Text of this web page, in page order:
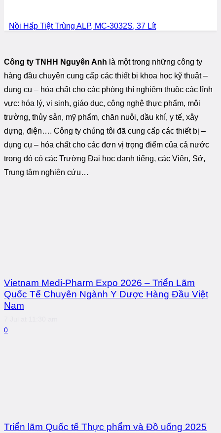
Nồi Hấp Tiệt Trùng ALP, MC-3032S, 37 Lít
Công ty TNHH Nguyên Anh là một trong những công ty
hàng đầu chuyên cung cấp các thiết bị khoa học kỹ thuật –
dụng cụ – hóa chất cho các phòng thí nghiệm thuộc các lĩnh
vực: hóa lý, vi sinh, giáo dục, công nghệ thực phẩm, môi
trường, thủy sản, mỹ phẩm, chăn nuôi, dầu khí, y tế, xây
dựng, điện…. Công ty chúng tôi đã cung cấp các thiết bị –
dụng cụ – hóa chất cho các đơn vị trọng điểm của cả nước
trong đó có các Trường Đại học danh tiếng, các Viện, Sở,
Trung tâm nghiên cứu…
Vietnam Medi-Pharm Expo 2026 – Triển Lãm
Quốc Tế Chuyên Ngành Y Dược Hàng Đầu Việt
Nam
0
Triển lãm Quốc tế Thực phẩm và Đồ uống 2025